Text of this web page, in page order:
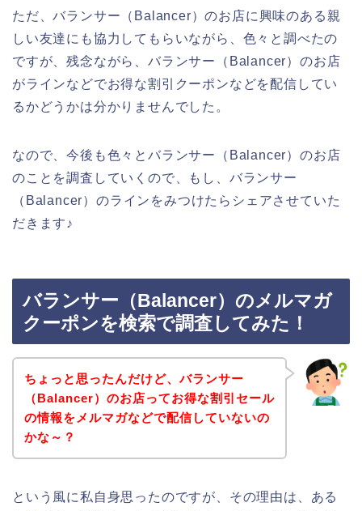
ただ、バランサー（Balancer）のお店に興味のある親
しい友達にも協力してもらいながら、色々と調べたの
ですが、残念ながら、バランサー（Balancer）のお店
がラインなどでお得な割引クーポンなどを配信してい
るかどうかは分かりませんでした。
なので、今後も色々とバランサー（Balancer）のお店
のことを調査していくので、もし、バランサー
（Balancer）のラインをみつけたらシェアさせていた
だきます♪
バランサー（Balancer）のメルマガ
クーポンを検索で調査してみた！
ちょっと思ったんだけど、バランサー
（Balancer）のお店ってお得な割引セール
の情報をメルマガなどで配信していないの
かな～？
という風に私自身思ったのですが、その理由は、ある